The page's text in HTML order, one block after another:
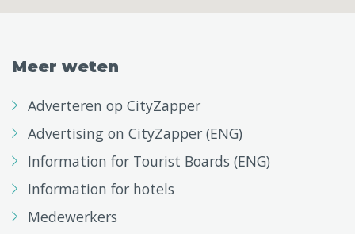
Meer weten
Adverteren op CityZapper
Advertising on CityZapper (ENG)
Information for Tourist Boards (ENG)
Information for hotels
Medewerkers